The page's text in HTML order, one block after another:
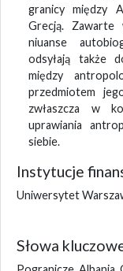
granicy między
Grecją. Zawarte
niuanse
odsyłają także
między
przedmiotem
zwłaszcza w
uprawiania
siebie.
Instytucje
Uniwersytet
Słowa